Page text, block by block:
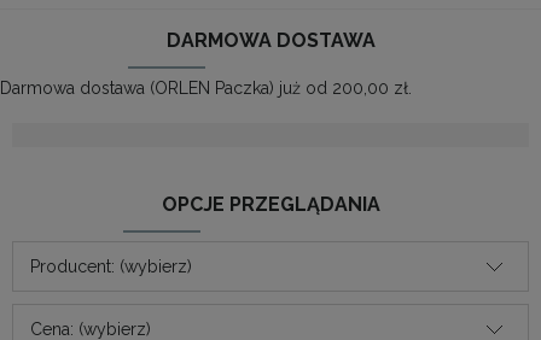
DARMOWA DOSTAWA
Darmowa dostawa (ORLEN Paczka) już od 200,00 zł.
OPCJE PRZEGLĄDANIA
Producent: (wybierz)
Cena: (wybierz)